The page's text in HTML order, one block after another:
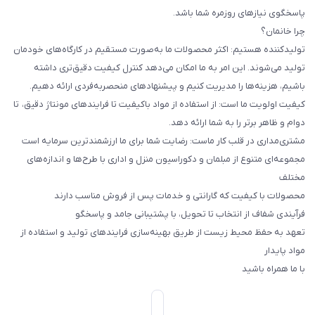
پاسخگوی نیازهای روزمره شما باشد.
چرا خانمان؟
تولیدکننده هستیم: اکثر محصولات ما به‌صورت مستقیم در کارگاه‌های خودمان
تولید می‌شوند. این امر به ما امکان می‌دهد کنترل کیفیت دقیق‌تری داشته
باشیم، هزینه‌ها را مدیریت کنیم و پیشنهادهای منحصربه‌فردی ارائه دهیم.
کیفیت اولویت ما است: از استفاده از مواد باکیفیت تا فرایندهای مونتاژ دقیق، تا
دوام و ظاهر برتر را به شما ارائه دهد.
مشتری‌مداری در قلب کار ماست: رضایت شما برای ما ارزشمندترین سرمایه است
مجموعه‌ای متنوع از مبلمان و دکوراسیون منزل و اداری با طرح‌ها و اندازه‌های
مختلف
محصولات با کیفیت که گارانتی و خدمات پس از فروش مناسب دارند
فرآیندی شفاف از انتخاب تا تحویل، با پشتیبانی جامد و پاسخگو
تعهد به حفظ محیط زیست از طریق بهینه‌سازی فرایندهای تولید و استفاده از
مواد پایدار
با ما همراه باشید